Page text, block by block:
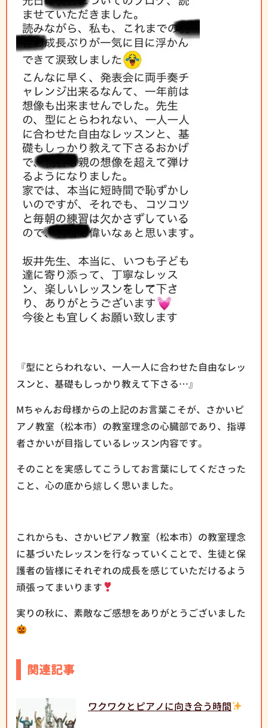
『型にとらわれない、一人一人に合わせた自由なレッ
スンと、基礎もしっかり教えて下さる…』
Mちゃんお母様からの上記のお言葉こそが、さかいピ
アノ教室（松本市）の教室理念の心臓部であり、指導
者さかいが目指しているレッスン内容です。
そのことを実感してこうしてお言葉にしてくださった
こと、心の底から嬉しく思いました。
これからも、さかいピアノ教室（松本市）の教室理念
に基づいたレッスンを行なっていくことで、生徒と保
護者の皆様にそれぞれの成長を感じていただけるよう
頑張ってまいります
実りの秋に、素敵なご感想をありがとうございました
関連記事
ワクワクとピアノに向き合う時間